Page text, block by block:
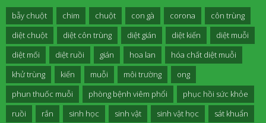
bẫy chuột chim chuột con gà corona
côn trùng
diệt chuột
diệt côn trùng diệt gián diệt kiến
diệt muỗi
diệt mối
diệt ruồi gián hoa lan
hóa chất diệt muỗi
khử trùng
kiến muỗi môi trường
ong
phun thuốc muỗi
phòng bệnh viêm phổi
phục hồi sức khỏe
ruồi
rắn sinh học sinh vật sinh vật học sát khuẩn